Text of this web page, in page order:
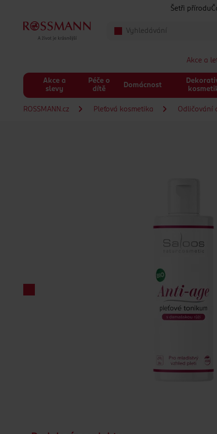
Šetři přírodu
Akce a
Akce a
slevy
Péče o
dítě
Domácnost
ROSSMANN.cz Pleťová kosmetika Odličování